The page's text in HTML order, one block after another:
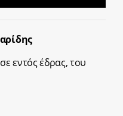
εντός έδρας, του